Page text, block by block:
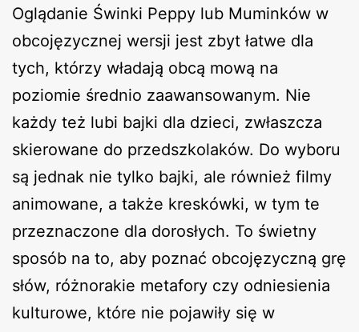
Oglądanie Świnki Peppy lub Muminków w
obcojęzycznej wersji jest zbyt łatwe dla
tych, którzy władają obcą mową na
poziomie średnio zaawansowanym. Nie
każdy też lubi bajki dla dzieci, zwłaszcza
skierowane do przedszkolaków. Do wyboru
są jednak nie tylko bajki, ale również filmy
animowane, a także kreskówki, w tym te
przeznaczone dla dorosłych. To świetny
sposób na to, aby poznać obcojęzyczną grę
słów, różnorakie metafory czy odniesienia
kulturowe, które nie pojawiły się w